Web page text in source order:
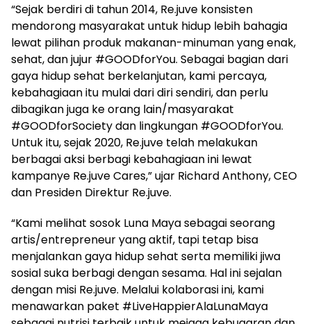
“Sejak berdiri di tahun 2014, Re.juve konsisten
mendorong masyarakat untuk hidup lebih bahagia
lewat pilihan produk makanan-minuman yang enak,
sehat, dan jujur #GOODforYou. Sebagai bagian dari
gaya hidup sehat berkelanjutan, kami percaya,
kebahagiaan itu mulai dari diri sendiri, dan perlu
dibagikan juga ke orang lain/masyarakat
#GOODforSociety dan lingkungan #GOODforYou.
Untuk itu, sejak 2020, Re.juve telah melakukan
berbagai aksi berbagi kebahagiaan ini lewat
kampanye Re.juve Cares,” ujar Richard Anthony, CEO
dan Presiden Direktur Re.juve.
“Kami melihat sosok Luna Maya sebagai seorang
artis/entrepreneur yang aktif, tapi tetap bisa
menjalankan gaya hidup sehat serta memiliki jiwa
sosial suka berbagi dengan sesama. Hal ini sejalan
dengan misi Re.juve. Melalui kolaborasi ini, kami
menawarkan paket #LiveHappierAlaLunaMaya